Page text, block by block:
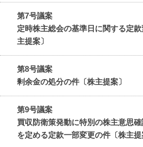
第7号議案
定時株主総会の基準日に関する定
主提案〕
第8号議案
剰余金の処分の件〔株主提案〕
第9号議案
買収防衛策発動に特別の株主意思
を定める定款一部変更の件〔株主提